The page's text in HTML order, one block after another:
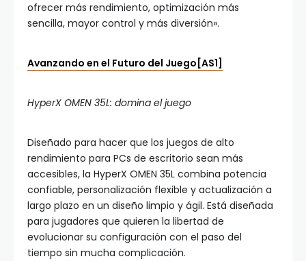
ofrecer más rendimiento, optimización más
sencilla, mayor control y más diversión».
Avanzando en el Futuro del Juego [AS1]
HyperX OMEN 35L: domina el juego
Diseñado para hacer que los juegos de alto
rendimiento para PCs de escritorio sean más
accesibles, la HyperX OMEN 35L combina potencia
confiable, personalización flexible y actualización a
largo plazo en un diseño limpio y ágil. Está diseñada
para jugadores que quieren la libertad de
evolucionar su configuración con el paso del
tiempo sin mucha complicación.